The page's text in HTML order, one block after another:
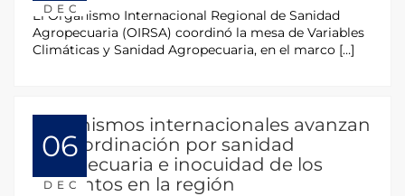
DEC
El Organismo Internacional Regional de Sanidad
Agropecuaria (OIRSA) coordinó la mesa de Variables
Climáticas y Sanidad Agropecuaria, en el marco […]
06
DEC
Organismos internacionales avanzan
en coordinación por sanidad
agropecuaria e inocuidad de los
alimentos en la región